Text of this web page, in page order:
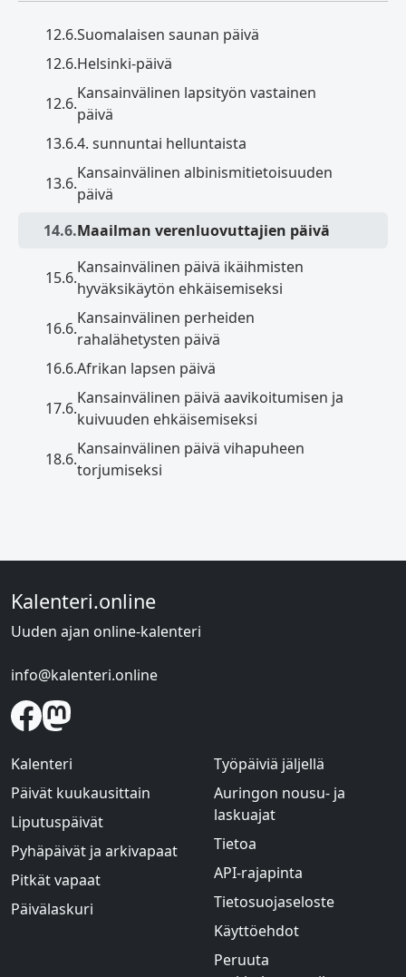
12.6.Suomalaisen saunan päivä
12.6.Helsinki-päivä
12.6.
Kansainvälinen lapsityön vastainen
päivä
13.6.4. sunnuntai helluntaista
13.6.
Kansainvälinen albinismitietoisuuden
päivä
14.6.Maailman verenluovuttajien päivä
15.6.
Kansainvälinen päivä ikäihmisten
hyväksikäytön ehkäisemiseksi
16.6.
Kansainvälinen perheiden
rahalähetysten päivä
16.6.Afrikan lapsen päivä
17.6.
Kansainvälinen päivä aavikoitumisen ja
kuivuuden ehkäisemiseksi
18.6.
Kansainvälinen päivä vihapuheen
torjumiseksi
Kalenteri.online
Uuden ajan online-kalenteri
info@kalenteri.online
Kalenteri
Päivät kuukausittain
Liputuspäivät
Pyhäpäivät ja arkivapaat
Pitkät vapaat
Päivälaskuri
Työpäiviä jäljellä
Auringon nousu- ja
laskuajat
Tietoa
API-rajapinta
Tietosuojaseloste
Käyttöehdot
Peruuta